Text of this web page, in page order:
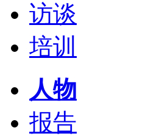
访谈
培训
人物
报告